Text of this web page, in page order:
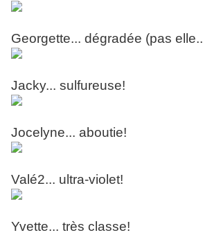
Georgette... dégradée (pas
Jacky... sulfureuse!
Jocelyne... aboutie!
Valé2... ultra-violet!
Yvette... très classe!